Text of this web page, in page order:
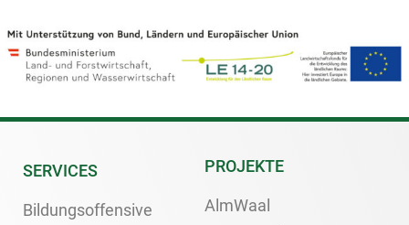
SERVICES
Bildungsoffensive
PROJEKTE
AlmWaal